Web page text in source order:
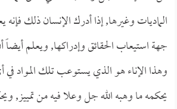
الماديات وغيرها, إذا أدرك الإنسان ذلك
جهة استيعاب الحقائق وإدراكها, ويعلم أيضاً
وهذا الإناء هو الذي يستوعب تلك المواد
يحكمه ما وهبه الله جل وعلا فيه من تمييز,